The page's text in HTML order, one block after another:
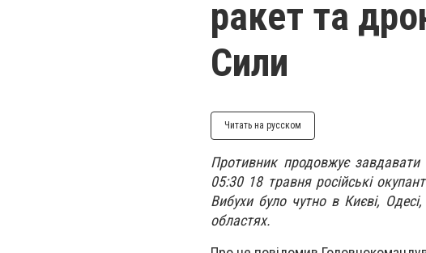
ракет та
Сили
Читать на русском
Противник продовжує завдавати
05:30 18 травня російські
Вибухи було чутно в Києві,
областях.